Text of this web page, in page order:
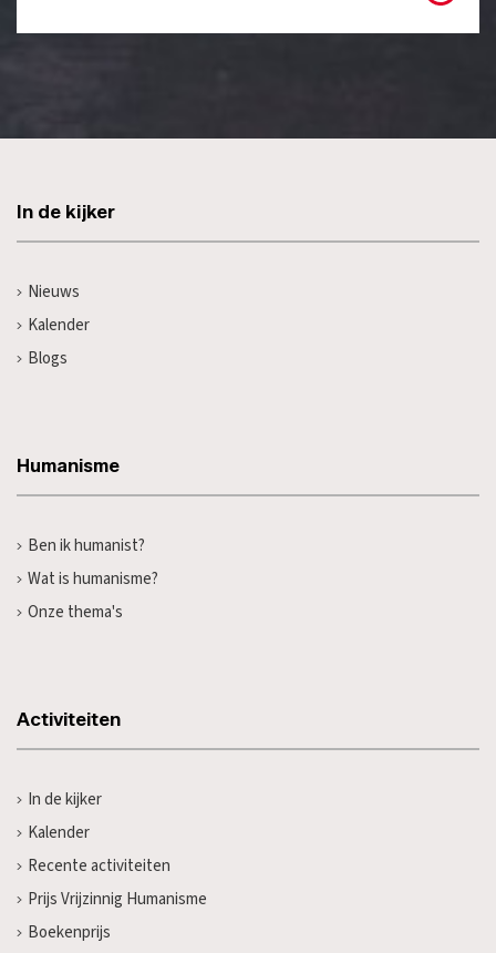
In de kijker
Nieuws
Kalender
Blogs
Humanisme
Ben ik humanist?
Wat is humanisme?
Onze thema's
Activiteiten
In de kijker
Kalender
Recente activiteiten
Prijs Vrijzinnig Humanisme
Boekenprijs